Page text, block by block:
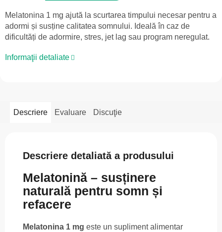
Melatonina 1 mg ajută la scurtarea timpului necesar pentru a
adormi și susține calitatea somnului. Ideală în caz de
dificultăți de adormire, stres, jet lag sau program neregulat.
Informaţii detaliate
Descriere Evaluare Discuţie
Descriere detaliată a produsului
Melatonină – susținere
naturală pentru somn și
refacere
Melatonina 1 mg este un supliment alimentar